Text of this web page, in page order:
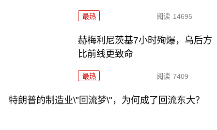
最热 阅读 14695
赫梅利尼茨基7小时殉爆，乌后方
比前线更致命
最热 阅读 7409
特朗普的制造业\"回流梦\"，为何成了回流东大？